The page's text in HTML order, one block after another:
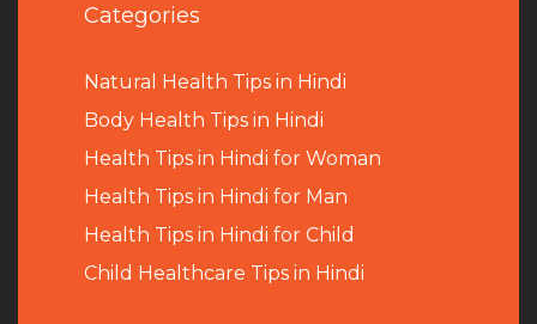
Categories
Natural Health Tips in Hindi
Body Health Tips in Hindi
Health Tips in Hindi for Woman
Health Tips in Hindi for Man
Health Tips in Hindi for Child
Child Healthcare Tips in Hindi